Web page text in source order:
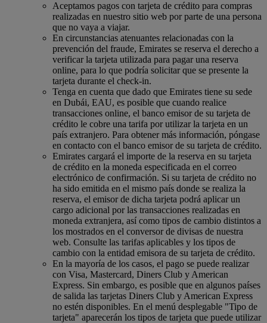
Aceptamos pagos con tarjeta de crédito para compras
realizadas en nuestro sitio web por parte de una persona
que no vaya a viajar.
En circunstancias atenuantes relacionadas con la
prevención del fraude, Emirates se reserva el derecho a
verificar la tarjeta utilizada para pagar una reserva
online, para lo que podría solicitar que se presente la
tarjeta durante el check-in.
Tenga en cuenta que dado que Emirates tiene su sede
en Dubái, EAU, es posible que cuando realice
transacciones online, el banco emisor de su tarjeta de
crédito le cobre una tarifa por utilizar la tarjeta en un
país extranjero. Para obtener más información, póngase
en contacto con el banco emisor de su tarjeta de crédito.
Emirates cargará el importe de la reserva en su tarjeta
de crédito en la moneda especificada en el correo
electrónico de confirmación. Si su tarjeta de crédito no
ha sido emitida en el mismo país donde se realiza la
reserva, el emisor de dicha tarjeta podrá aplicar un
cargo adicional por las transacciones realizadas en
moneda extranjera, así como tipos de cambio distintos a
los mostrados en el conversor de divisas de nuestra
web. Consulte las tarifas aplicables y los tipos de
cambio con la entidad emisora de su tarjeta de crédito.
En la mayoría de los casos, el pago se puede realizar
con Visa, Mastercard, Diners Club y American
Express. Sin embargo, es posible que en algunos países
de salida las tarjetas Diners Club y American Express
no estén disponibles. En el menú desplegable "Tipo de
tarjeta" aparecerán los tipos de tarjeta que puede utilizar